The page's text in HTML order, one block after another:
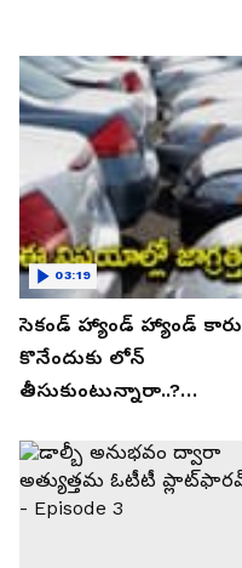
సెకండ్ హ్యాండ్ హ్యాండ్ కారు
కొనేందుకు లోన్
తీసుకుంటున్నారా..?
తెలుసుకోండి..!
03:19